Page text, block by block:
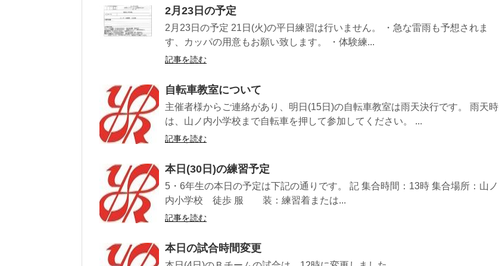
2月23日の予定
2月23日の予定 21日(火)の平日練習は行いません。 ・急な雷雨も予想されま
す、カッパの用意もお願い致します。 ・体験練...
記事を読む
自転車教室について
主催者様からご連絡があり、明日(15日)の自転車教室は雨天決行です。 雨天時
は、山ノ内小学校まで自転車を押して参加してください。 ...
記事を読む
本日(30日)の練習予定
5・6年生の本日の予定は下記の通りです。 記 集合時間：13時 集合場所：山ノ
内小学校 徒歩 服 装：練習着または...
記事を読む
本日の試合時間変更